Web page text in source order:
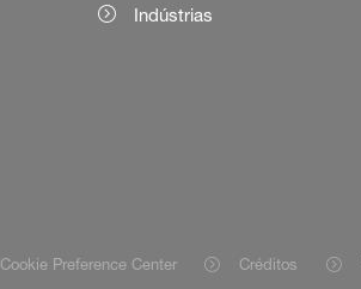
Indústrias
Cookie Preference Center Créditos